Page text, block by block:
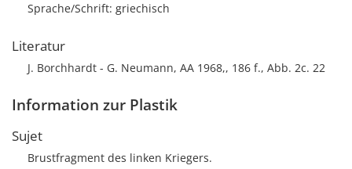
Sprache/Schrift: griechisch
Literatur
J. Borchhardt - G. Neumann, AA 1968,, 186 f., Abb. 2c. 22
Information zur Plastik
Sujet
Brustfragment des linken Kriegers.